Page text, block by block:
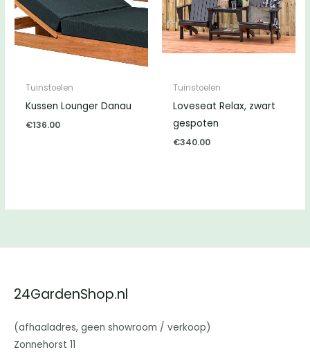
Tuinstoelen
Kussen Lounger Danau
€136.00
Tuinstoelen
Loveseat Relax, zwart
gespoten
€340.00
24GardenShop.nl
(afhaaladres, geen showroom / verkoop)
Zonnehorst 11